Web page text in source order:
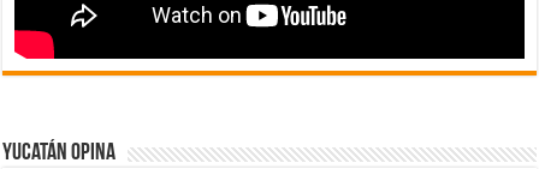
Yucatán Opina